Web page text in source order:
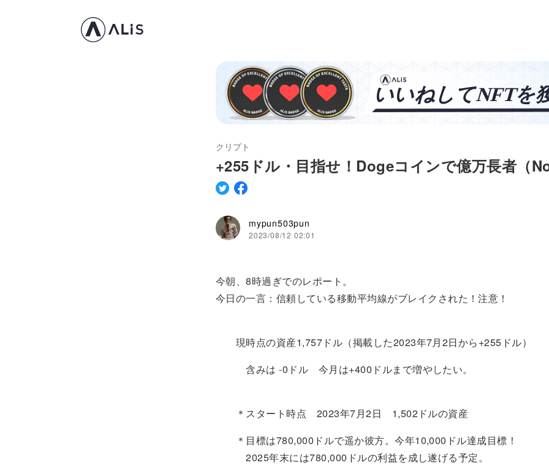
クリプト
+255ドル・目指せ！Dogeコインで億万長者（
mypun503pun
2023/08/12 02:01
今朝、8時過ぎでのレポート。
今日の一言：信頼している移動平均線がブレイクされた！注意！
現時点の資産1,757ドル（掲載した2023年7月2日から+255ドル）
含みは -0ドル 今月は+400ドルまで増やしたい。
＊スタート時点 2023年7月2日 1,502ドルの資産
＊目標は780,000ドルで遥か彼方。今年10,000ドル達成目標！
2025年末には780,000ドルの利益を成し遂げる予定。